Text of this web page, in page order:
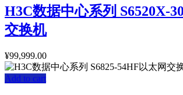
H3C数据中心系列 S6520X-
交换机
¥99,999.00
Add to cart